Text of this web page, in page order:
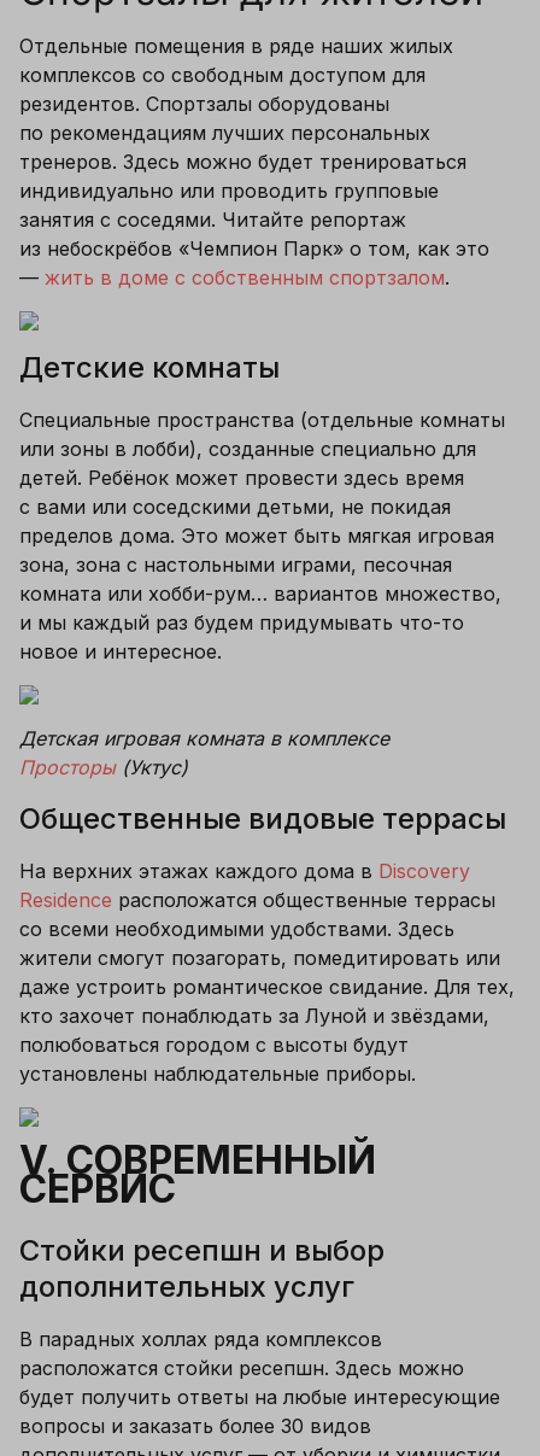
Отдельные помещения в ряде наших жилых
комплексов со свободным доступом для
резидентов. Спортзалы оборудованы
по рекомендациям лучших персональных
тренеров. Здесь можно будет тренироваться
индивидуально или проводить групповые
занятия с соседями. Читайте репортаж
из небоскрёбов «Чемпион Парк» о том, как это
— жить в доме с собственным спортзалом.
Детские комнаты
Специальные пространства (отдельные комнаты
или зоны в лобби), созданные специально для
детей. Ребёнок может провести здесь время
с вами или соседскими детьми, не покидая
пределов дома. Это может быть мягкая игровая
зона, зона с настольными играми, песочная
комната или хобби-рум… вариантов множество,
и мы каждый раз будем придумывать что-то
новое и интересное.
Детская игровая комната в комплексе
Просторы (Уктус)
Общественные видовые террасы
На верхних этажах каждого дома в Discovery
Residence расположатся общественные террасы
со всеми необходимыми удобствами. Здесь
жители смогут позагорать, помедитировать или
даже устроить романтическое свидание. Для тех,
кто захочет понаблюдать за Луной и звёздами,
полюбоваться городом с высоты будут
установлены наблюдательные приборы.
V. СОВРЕМЕННЫЙ
СЕРВИС
Стойки ресепшн и выбор
дополнительных услуг
В парадных холлах ряда комплексов
расположатся стойки ресепшн. Здесь можно
будет получить ответы на любые интересующие
вопросы и заказать более 30 видов